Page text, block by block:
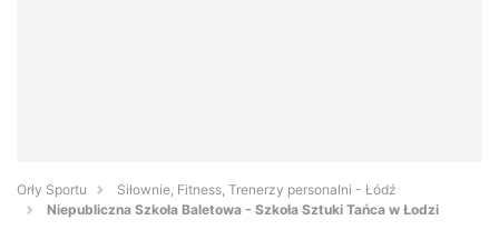
Orły Sportu
Siłownie, Fitness, Trenerzy personalni - Łódź
Niepubliczna Szkoła Baletowa - Szkoła Sztuki Tańca w Łodzi